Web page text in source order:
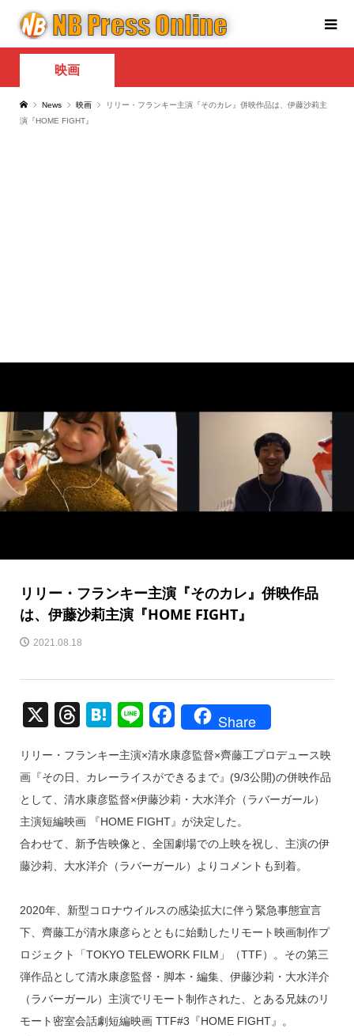
映画
News 映画
リリー・フランキー主演『そのカレ』併映作品は、伊藤沙莉主
演『HOME FIGHT』
リリー・フランキー主演『そのカレ』併映作品
は、伊藤沙莉主演『HOME FIGHT』
2021.08.18
X
T
e
a
d
s
H
e
n
a
Li
e
F
c
e
b
o
o
Share
リリー・フランキー主演×清水康彦監督×齊藤工プロデュース映
画『その日、カレーライスができるまで』(9/3公開)の併映作品
として、清水康彦監督×伊藤沙莉・大水洋介（ラバーガール）
主演短編映画 『HOME FIGHT』が決定した。
合わせて、新予告映像と、全国劇場での上映を祝し、主演の伊
藤沙莉、大水洋介（ラバーガール）よりコメントも到着。
2020年、新型コロナウイルスの感染拡大に伴う緊急事態宣言
下、齊藤工が清水康彦らとともに始動したリモート映画制作プ
ロジェクト「TOKYO TELEWORK FILM」（TTF）。その第三
弾作品として清水康彦監督・脚本・編集、伊藤沙莉・大水洋介
（ラバーガール）主演でリモート制作された、とある兄妹のリ
モート密室会話劇短編映画 TTF#3『HOME FIGHT』。